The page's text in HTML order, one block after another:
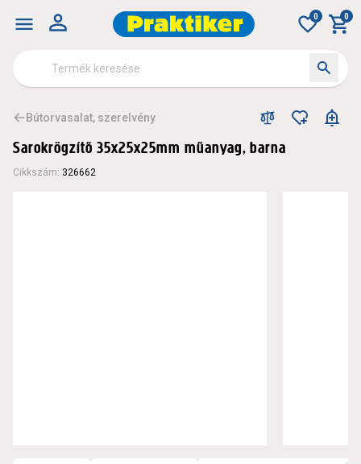
0 0
Bútorvasalat, szerelvény
Sarokrögzítő 35x25x25mm műanyag, barna
Cikkszám: 326662